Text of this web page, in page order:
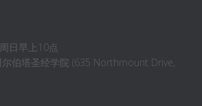
日早上10点
伯塔圣经学院 (635 Northmount Drive,